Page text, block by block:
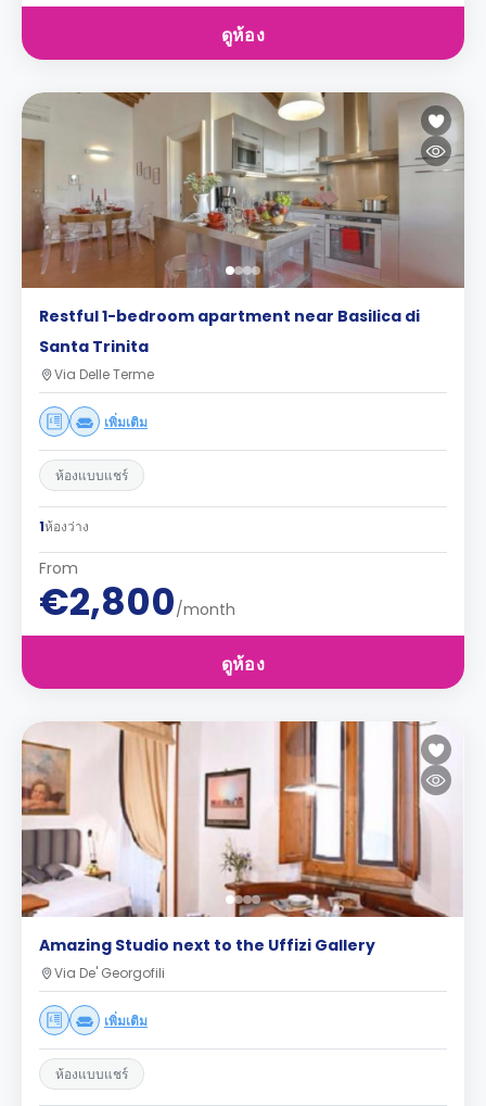
ดูห้อง
Restful 1-bedroom apartment near Basilica di
Santa Trinita
Via Delle Terme
เพิ่มเติม
ห้องแบบแชร์
1ห้องว่าง
From
€2,800/month
ดูห้อง
Amazing Studio next to the Uffizi Gallery
Via De' Georgofili
เพิ่มเติม
ห้องแบบแชร์